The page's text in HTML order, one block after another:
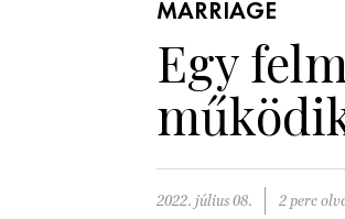
MARRIAGE
Egy
2022. július 08. 2 perc